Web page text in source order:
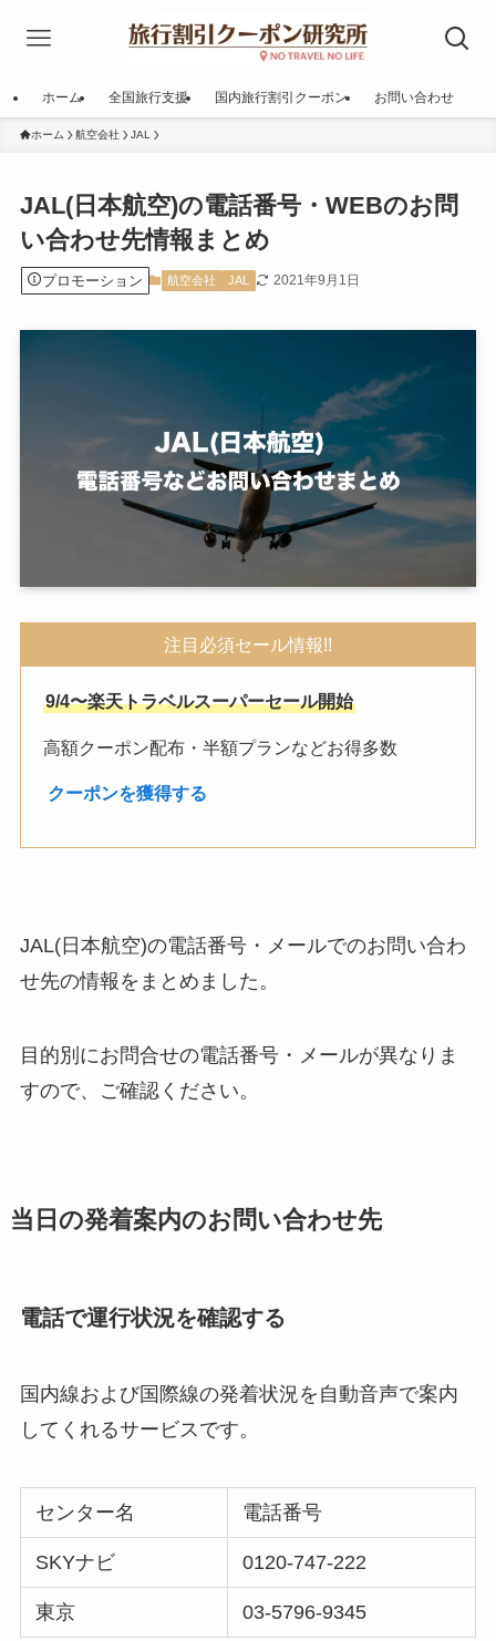
ホーム 全国旅行支援 国内旅行割引クーポン お問い合わせ
ホーム 航空会社 JAL
JAL(日本航空)の電話番号・WEBのお問
い合わせ先情報まとめ
プロモーション 航空会社 JAL 2021年9月1日
注目必須セール情報!!
9/4〜楽天トラベルスーパーセール開始
高額クーポン配布・半額プランなどお得多数
クーポンを獲得する
JAL(日本航空)の電話番号・メールでのお問い合わ
せ先の情報をまとめました。
目的別にお問合せの電話番号・メールが異なりま
すので、ご確認ください。
当日の発着案内のお問い合わせ先
電話で運行状況を確認する
国内線および国際線の発着状況を自動音声で案内
してくれるサービスです。
センター名 電話番号
SKYナビ 0120-747-222
東京 03-5796-9345